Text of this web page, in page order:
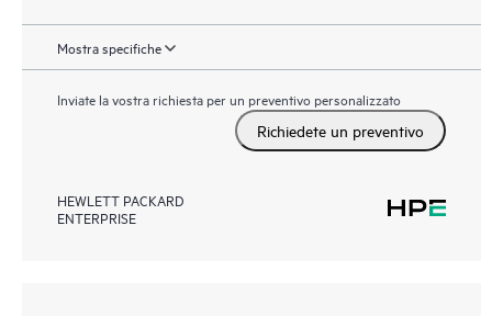
Mostra specifiche
Inviate la vostra richiesta per un preventivo personalizzato
Richiedete un preventivo
HEWLETT PACKARD
ENTERPRISE